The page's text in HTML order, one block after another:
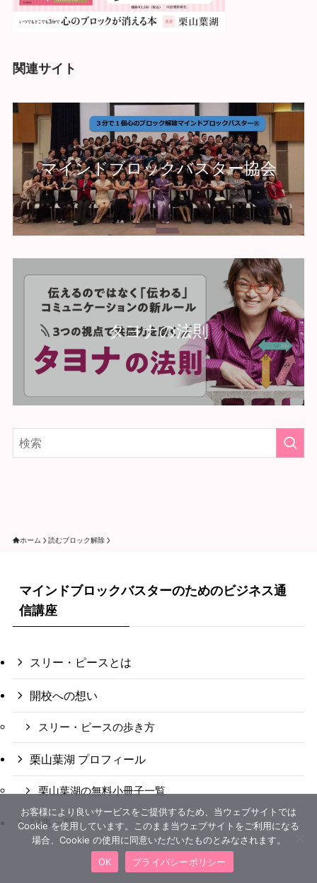
関連サイト
マインドブロックバスター協会
タヨナの法則
ホーム 読むブロック解除
マインドブロックバスターのためのビジネス通
信講座
スリー・ピースとは
開校への想い
スリー・ピースの歩き方
栗山葉湖 プロフィール
栗山葉湖の無料小冊子一覧
記事一覧
お客様により良いサービスをご提供するため、当ウェブサイトでは
Cookie を使用しています。このまま当ウェブサイトをご利用になる
場合、Cookie の使用に同意いただいたものとみなされます。
OK
プライバシーポリシー